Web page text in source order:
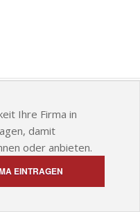
Ihre Firma in
damit
oder anbieten.
EINTRAGEN